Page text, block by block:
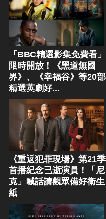
「BBC精選影集免費看」
限時開放！《黑道無國
界》、《幸福谷》等20部
精選英劇好...
《重返犯罪現場》第21季
首播紀念已逝演員！「尼
克」喊話請觀眾備好衛生
紙